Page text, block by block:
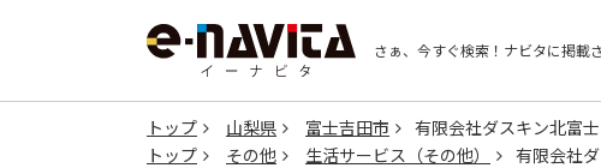
さぁ、今すぐ検索！ ナビタに掲載
トップ 山梨県 富士吉田市
有限会社ダスキン北富士
トップ
その他 生活サービス（その他） 有限会社